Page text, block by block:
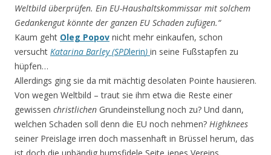
Weltbild überprüfen. Ein EU-Haushaltskommissar mit solchem
Gedankengut könnte der ganzen EU Schaden zufügen.“
Kaum geht Oleg Popov nicht mehr einkaufen, schon
versucht Katarina Barley (SPDlerin) in seine Fußstapfen zu
hüpfen…
Allerdings ging sie da mit mächtig desolaten Pointe hausieren.
Von wegen Weltbild – traut sie ihm etwa die Reste einer
gewissen christlichen Grundeinstellung noch zu? Und dann,
welchen Schaden soll denn die EU noch nehmen? Highknees
seiner Preislage irren doch massenhaft in Brüssel herum, das